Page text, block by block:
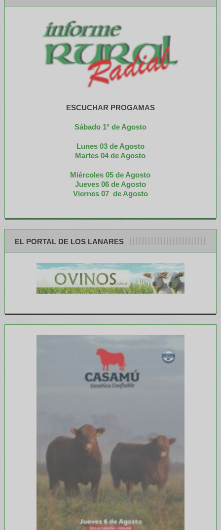
ESCUCHAR PROGAMAS
Sábado 1° de Agosto
Lunes 03 de Agosto
Martes 04 de Agosto
Miércoles 05 de Agosto
Jueves 06 de Agosto
Viernes 07 de Agosto
EL PORTAL DE LOS LANARES